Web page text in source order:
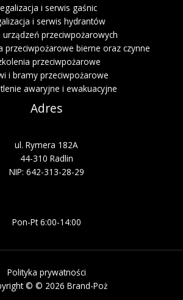
i serwis gaśnic
i serwis hydrantów
urządzeń przeciwpożarowych
przeciwpożarowe bierne oraz czynne
przeciwpożarowe
i bramy przeciwpożarowe
awaryjne i ewakuacyjne
Adres
ul. Rymera 182A
44-310 Radlin
NIP: 642-313-28-29
Pon-Pt 6:00-14:00
Polityka prywatności
© © 2026 Brand-Poż